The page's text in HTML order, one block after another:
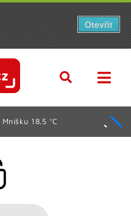
18.5 °C
Otevřít